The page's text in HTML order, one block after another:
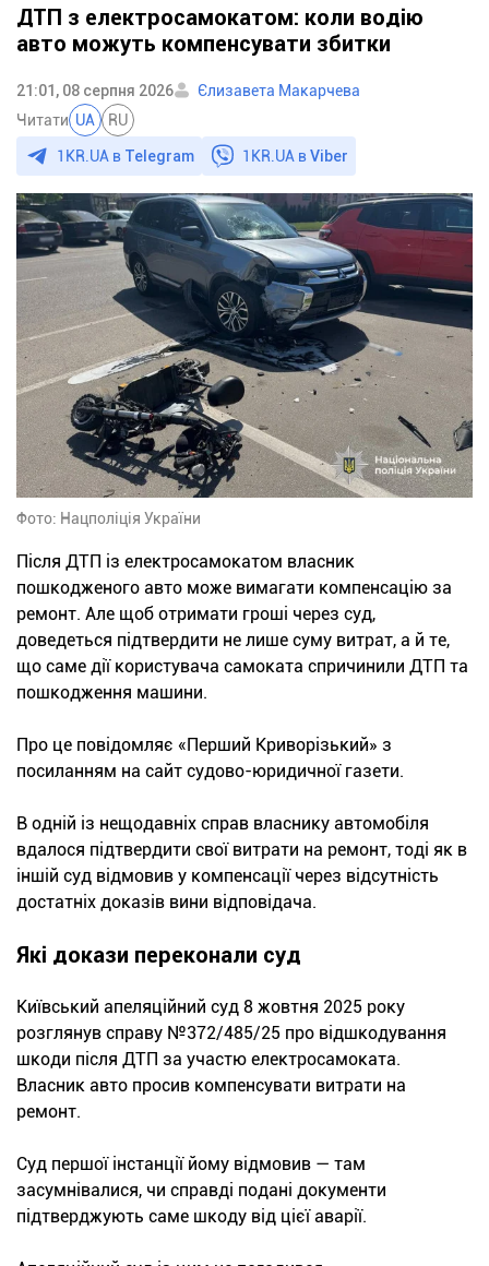
ДТП з електросамокатом: коли водію
авто можуть компенсувати збитки
21:01, 08 серпня 2026
Єлизавета Макарчева
Читати UA RU
1KR.UA в Telegram 1KR.UA вViber
Фото: Нацполіція України
Після ДТП із електросамокатом власник
пошкодженого авто може вимагати компенсацію за
ремонт. Але щоб отримати гроші через суд,
доведеться підтвердити не лише суму витрат, а й те,
що саме дії користувача самоката спричинили ДТП та
пошкодження машини.
Про це повідомляє «Перший Криворізький» з
посиланням на сайт судово-юридичної газети.
В одній із нещодавніх справ власнику автомобіля
вдалося підтвердити свої витрати на ремонт, тоді як в
іншій суд відмовив у компенсації через відсутність
достатніх доказів вини відповідача.
Які докази переконали суд
Київський апеляційний суд 8 жовтня 2025 року
розглянув справу №372/485/25 про відшкодування
шкоди після ДТП за участю електросамоката.
Власник авто просив компенсувати витрати на
ремонт.
Суд першої інстанції йому відмовив — там
засумнівалися, чи справді подані документи
підтверджують саме шкоду від цієї аварії.